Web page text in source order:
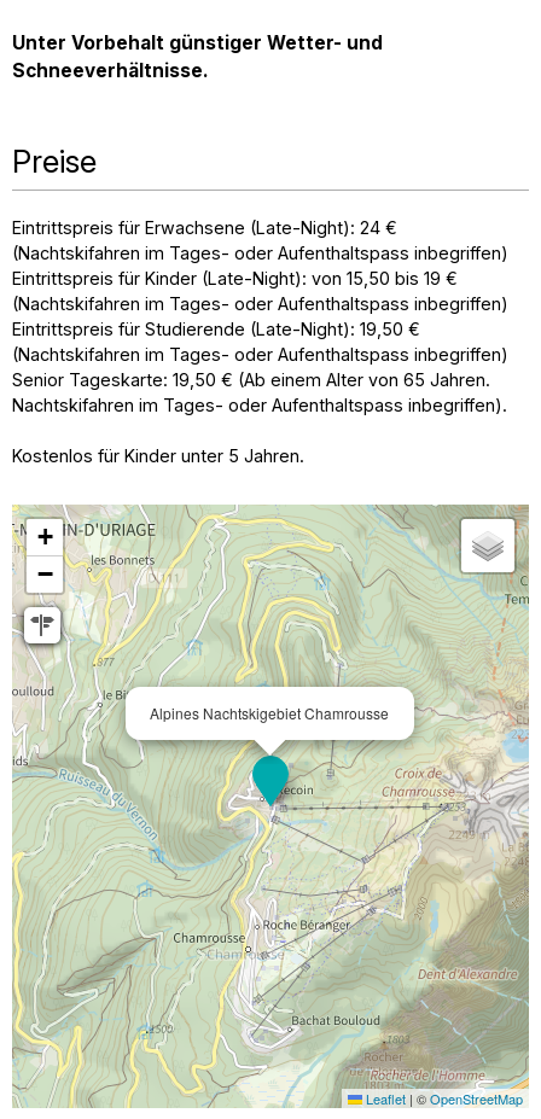
Unter Vorbehalt günstiger Wetter- und
Schneeverhältnisse.
Preise
Eintrittspreis für Erwachsene (Late-Night): 24 €
(Nachtskifahren im Tages- oder Aufenthaltspass inbegriffen)
Eintrittspreis für Kinder (Late-Night): von 15,50 bis 19 €
(Nachtskifahren im Tages- oder Aufenthaltspass inbegriffen)
Eintrittspreis für Studierende (Late-Night): 19,50 €
(Nachtskifahren im Tages- oder Aufenthaltspass inbegriffen)
Senior Tageskarte: 19,50 € (Ab einem Alter von 65 Jahren.
Nachtskifahren im Tages- oder Aufenthaltspass inbegriffen).
Kostenlos für Kinder unter 5 Jahren.
Alpines Nachtskigebiet Chamrousse
+
−
Leaflet | ©OpenStreetMap